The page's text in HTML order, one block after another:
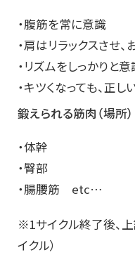
・腹筋を常に意識
・肩はリラックスさせ
・リズムをしっかりと
・キツくなっても、正
鍛えられる筋肉（場所）
・体幹
・臀部
・腸腰筋 etc…
※1サイクル終了後、
イクル）